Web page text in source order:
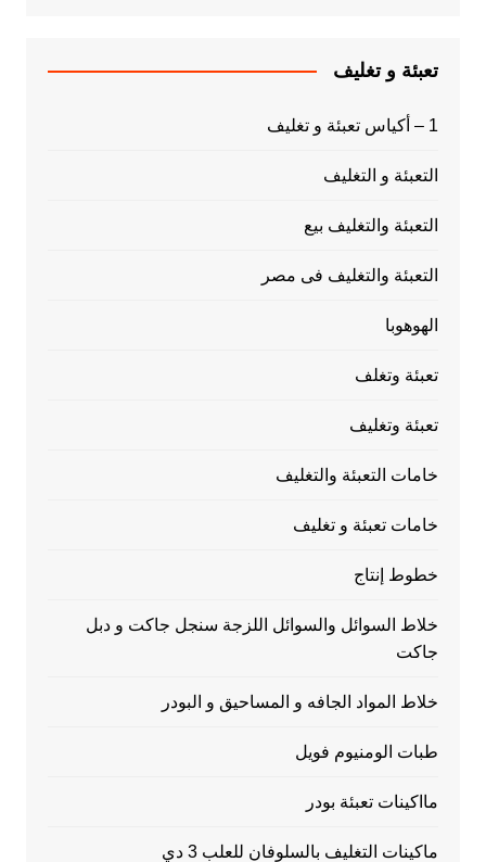
تعبئة و تغليف
1 – أكياس تعبئة و تغليف
التعبئة و التغليف
التعبئة والتغليف بيع
التعبئة والتغليف فى مصر
الهوهوبا
تعبئة وتغلف
تعبئة وتغليف
خامات التعبئة والتغليف
خامات تعبئة و تغليف
خطوط إنتاج
خلاط السوائل والسوائل اللزجة سنجل جاكت و دبل
جاكت
خلاط المواد الجافه و المساحيق و البودر
طبات الومنيوم فويل
مااكينات تعبئة بودر
ماكينات التغليف بالسلوفان للعلب 3 دي